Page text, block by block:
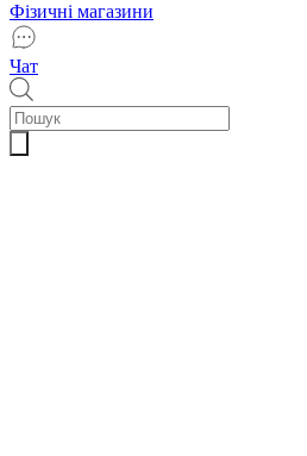
Фізичні магазини
Чат
Пошук
товарів